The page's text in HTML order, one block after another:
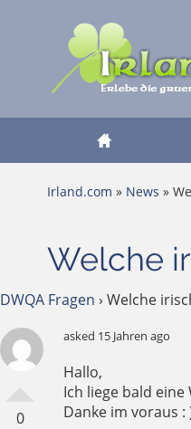
Irland.com » News »
Welche
DWQA Fragen › Welche
0
asked 15 Jahren ago
Hallo,
Ich liege bald
Danke im voraus :